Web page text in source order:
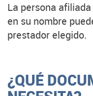
La persona
en su nombre
prestador elegido.
¿QUÉ